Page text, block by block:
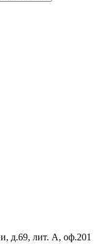
д.69, лит. А, оф.201